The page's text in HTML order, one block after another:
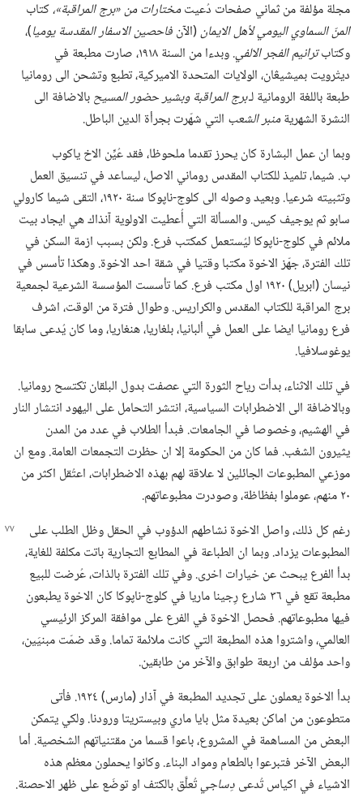
مجلة مؤلفة من ثماني صفحات دُعيتمختارات من «برج المراقبة»،‏كتاب
المنّ السماوي اليومي لأهل الايمان(‏الآنفاحصين الاسفار المقدسة يوميا‏)‏،‏
وكتابترانيم الفجر الالفي.‏
وبدءا من السنة ١٩١٨،‏ صارت مطبعة في
ديتْرويت بميشيڠان،‏ الولايات المتحدة الاميركية،‏ تطبع وتشحن الى رومانيا
طبعة باللغة الرومانية لـ‍برج المراقبة وبشير حضور المسيحبالاضافة الى
النشرة الشهريةمنبر الشعب التي شهّرت بجرأة الدين الباطل.‏
وبما ان عمل البشارة كان يحرز تقدما ملحوظا،‏ فقد عُيِّن الاخ ياكوب
ب.‏ شيما،‏ تلميذ للكتاب المقدس روماني الاصل،‏ ليساعد في تنسيق العمل
وتثبيته شرعيا.‏ وبعيد وصوله الى كلوج-‏ناپوكا سنة ١٩٢٠،‏ التقى شيما كارولي
سابو ثم يوجيف كيس.‏ والمسألة التي أُعطيت الاولوية آنذاك هي ايجاد بيت
ملائم في كلوج-‏ناپوكا ليُستعمل كمكتب فرع.‏ ولكن بسبب ازمة السكن في
تلك الفترة،‏ جهّز الاخوة مكتبا وقتيا في شقة احد الاخوة.‏ وهكذا تأسس في
نيسان (‏ابريل)‏ ١٩٢٠ اول مكتب فرع.‏ كما تأسست المؤسسة الشرعية لجمعية
برج المراقبة للكتاب المقدس والكراريس.‏ وطوال فترة من الوقت،‏ اشرف
فرع رومانيا ايضا على العمل في ألبانيا،‏ بلغاريا،‏ هنغاريا،‏ وما كان يُدعى سابقا
يوغوسلافيا.‏
في تلك الاثناء،‏ بدأت رياح الثورة التي عصفت بدول البلقان تكتسح رومانيا.‏
وبالاضافة الى الاضطرابات السياسية،‏ انتشر التحامل على اليهود انتشار النار
في الهشيم،‏ وخصوصا في الجامعات.‏ فبدأ الطلاب في عدد من المدن
يثيرون الشغب.‏ فما كان من الحكومة إلا ان حظرت التجمعات العامة.‏ ومع ان
موزعي المطبوعات الجائلين لا علاقة لهم بهذه الاضطرابات،‏ اعتُقل اكثر من
٢٠ منهم،‏ عوملوا بفظاظة،‏ وصودرت مطبوعاتهم.‏
رغم كل ذلك،‏ واصل الاخوة نشاطهم الدؤوب في الحقل وظل الطلب على
المطبوعات يزداد.‏ وبما ان الطباعة في المطابع التجارية باتت مكلفة للغاية،‏
بدأ الفرع يبحث عن خيارات اخرى.‏ وفي تلك الفترة بالذات،‏ عُرضت للبيع
مطبعة تقع في ٣٦ شارع رِجينا ماريا في كلوج-‏ناپوكا كان الاخوة يطبعون
فيها مطبوعاتهم.‏ فحصل الاخوة في الفرع على موافقة المركز الرئيسي
العالمي،‏ واشتروا هذه المطبعة التي كانت ملائمة تماما.‏ وقد ضمّت مبنيَين،‏
واحد مؤلف من اربعة طوابق والآخر من طابقين.‏
بدأ الاخوة يعملون على تجديد المطبعة في آذار (‏مارس)‏ ١٩٢٤.‏ فأتى
متطوعون من اماكن بعيدة مثل بايا ماري وبيستريتا ورودنا.‏ ولكي يتمكن
البعض من المساهمة في المشروع،‏ باعوا قسما من مقتنياتهم الشخصية.‏ أما
البعض الآخر فتبرعوا بالطعام ومواد البناء.‏ وكانوا يحملون معظم هذه
الاشياء في اكياس تُدعىدِساجيتُعلَّق بالكتف او توضَع على ظهر الاحصنة.‏